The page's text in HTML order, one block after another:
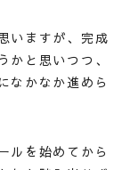
いますが、完成
かと思いつつ、
なかなか進めら
ルを始めてから